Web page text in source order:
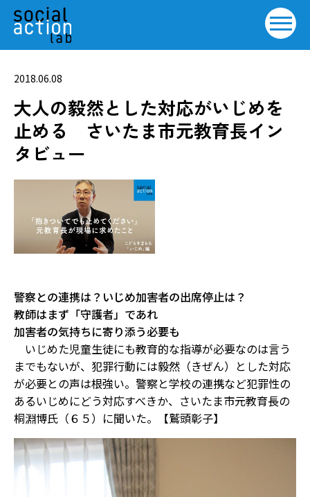
2018.06.08
大人の毅然とした対応がいじめを
止める さいたま市元教育長イン
タビュー
警察との連携は？いじめ加害者の出席停止は？
教師はまず「守護者」であれ
加害者の気持ちに寄り添う必要も
いじめた児童生徒にも教育的な指導が必要なのは言う
までもないが、犯罪行動には毅然（きぜん）とした対応
が必要との声は根強い。警察と学校の連携など犯罪性の
あるいじめにどう対応すべきか、さいたま市元教育長の
桐淵博氏（６５）に聞いた。【鷲頭彰子】